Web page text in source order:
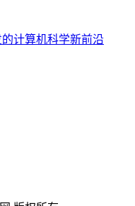
计算机科学新前沿